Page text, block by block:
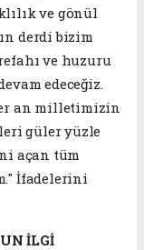
ve gönül
derdi bizim
ve huzuru
edeceğiz.
an milletimizin
güler yüzle
açan tüm
İfadelerini
İLGİ